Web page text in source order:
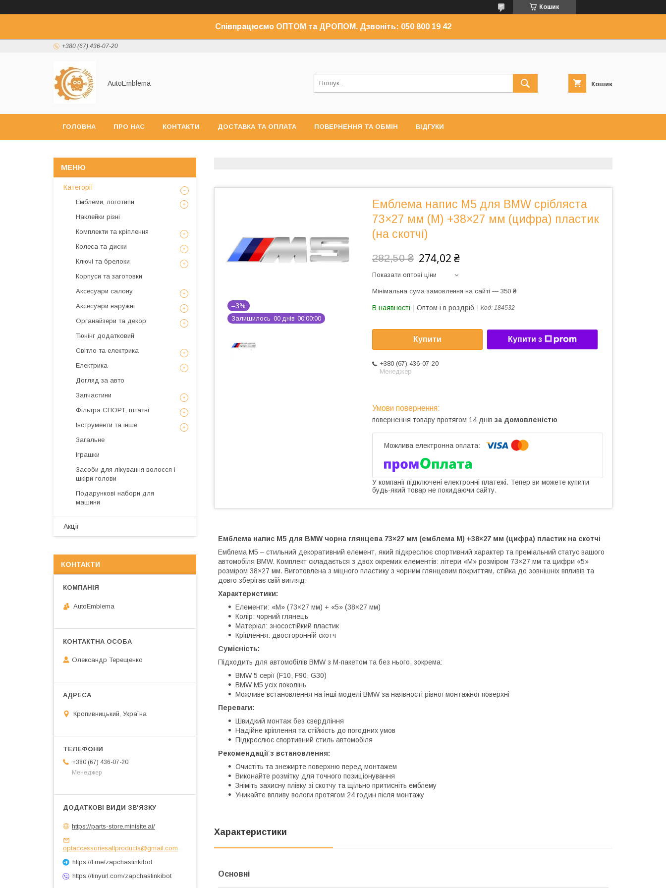
Кошик
Співпрацюємо ОПТОМ та ДРОПОМ. Дзвоніть: 050 800 19 42
+380 (67) 436-07-20
AutoEmblema Кошик
ГОЛОВНА ПРО НАС КОНТАКТИ ДОСТАВКА ТА ОПЛАТА ПОВЕРНЕННЯ ТА ОБМІН ВІДГУКИ
–3%
Залишилось 00 днів 00 00 00
Емблема напис M5 для BMW срібляста
73×27 мм (M) +38×27 мм (цифра) пластик
(на скотчі)
282,50 ₴ 274,02 ₴
Показати оптові ціни
Мінімальна сума замовлення на сайті — 350 ₴
В наявності Оптом і в роздріб Код: 184532
Купити Купити з
+380 (67) 436-07-20
Менеджер
повернення товару протягом 14 днів за домовленістю
У компанії підключені електронні платежі. Тепер ви можете купити
будь-який товар не покидаючи сайту.
Емблема напис M5 для BMW чорна глянцева 73×27 мм (емблема M) +38×27 мм (цифра) пластик на скотчі
Емблема M5 – стильний декоративний елемент, який підкреслює спортивний характер та преміальний статус вашого
автомобіля BMW. Комплект складається з двох окремих елементів: літери «M» розміром 73×27 мм та цифри «5»
розміром 38×27 мм. Виготовлена з міцного пластику з чорним глянцевим покриттям, стійка до зовнішніх впливів та
довго зберігає свій вигляд.
Характеристики:
Елементи: «M» (73×27 мм) + «5» (38×27 мм)
Колір: чорний глянець
Матеріал: зносостійкий пластик
Кріплення: двосторонній скотч
Сумісність:
Підходить для автомобілів BMW з М-пакетом та без нього, зокрема:
BMW 5 серії (F10, F90, G30)
BMW M5 усіх поколінь
Можливе встановлення на інші моделі BMW за наявності рівної монтажної поверхні
Переваги:
Швидкий монтаж без свердління
Надійне кріплення та стійкість до погодних умов
Підкреслює спортивний стиль автомобіля
Рекомендації з встановлення:
Очистіть та знежирте поверхню перед монтажем
Виконайте розмітку для точного позиціонування
Зніміть захисну плівку зі скотчу та щільно притисніть емблему
Уникайте впливу вологи протягом 24 годин після монтажу
Характеристики
Основні
КатегоріЇ
Емблеми, логотипи
Наклейки різні
Комплекти та кріплення
Колеса та диски
Ключі та брелоки
Корпуси та заготовки
Аксесуари салону
Аксесуари наружні
Органайзери та декор
Тюнінг додатковий
Світло та електрика
Електрика
Догляд за авто
Запчастини
Фільтра СПОРТ, штатні
Інструменти та інше
Загальне
Іграшки
Засоби для лікування волосся і
шкіри голови
Подарункові набори для
машини
Акції
КОНТАКТИ
AutoEmblema
Олександр Терещенко
Кропивницький, Україна
+380 (67) 436-07-20
Менеджер
https://parts-store.minisite.ai/
optaccessoriesallproducts@gmail.com
https://t.me/zapchastinkibot
https://tinyurl.com/zapchastinkibot